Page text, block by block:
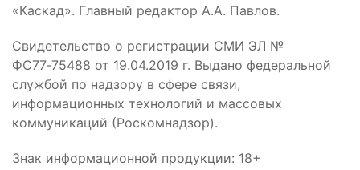
«Каскад». Главный редактор А.А. Павлов.
Свидетельство о регистрации СМИ ЭЛ №
ФС77‑75488 от 19.04.2019 г. Выдано федеральной
службой по надзору в сфере связи,
информационных технологий и массовых
коммуникаций (Роскомнадзор).
Знак информационной продукции: 18+